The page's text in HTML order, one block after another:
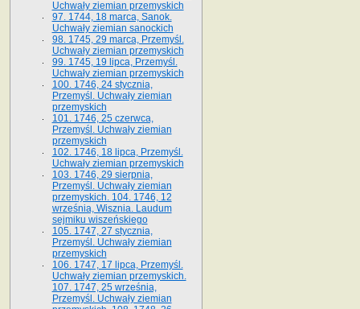
Uchwały ziemian przemyskich
97. 1744, 18 marca, Sanok.
Uchwały ziemian sanockich
98. 1745, 29 marca, Przemyśl.
Uchwały ziemian przemyskich
99. 1745, 19 lipca, Przemyśl.
Uchwały ziemian przemyskich
100. 1746, 24 stycznia,
Przemyśl. Uchwały ziemian
przemyskich
101. 1746, 25 czerwca,
Przemyśl. Uchwały ziemian
przemyskich
102. 1746, 18 lipca, Przemyśl.
Uchwały ziemian przemyskich
103. 1746, 29 sierpnia,
Przemyśl. Uchwały ziemian
przemyskich. 104. 1746, 12
września, Wisznia. Laudum
sejmiku wiszeńskiego
105. 1747, 27 stycznia,
Przemyśl. Uchwały ziemian
przemyskich
106. 1747, 17 lipca, Przemyśl.
Uchwały ziemian przemyskich.
107. 1747, 25 września,
Przemyśl. Uchwały ziemian